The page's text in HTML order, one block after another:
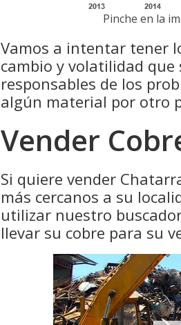
Pinche en la
Vamos a intentar tener
cambio y volatilidad que
responsables de los
algún material por otro
Vender
Si quiere vender
más cercanos a su
utilizar nuestro
llevar su cobre para su